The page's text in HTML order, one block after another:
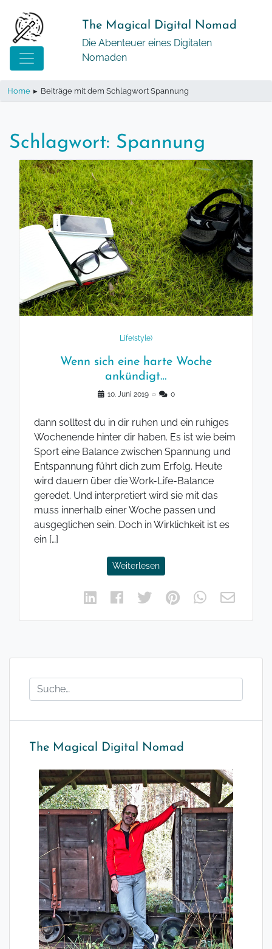
zum
Inhalt
The Magical Digital Nomad
Die Abenteuer eines Digitalen
Nomaden
Home ▸ Beiträge mit dem Schlagwort Spannung
Schlagwort: Spannung
Life(style)
Wenn sich eine harte Woche
ankündigt…
10. Juni 2019 ◌ 0
dann solltest du in dir ruhen und ein ruhiges
Wochenende hinter dir haben. Es ist wie beim
Sport eine Balance zwischen Spannung und
Entspannung führt dich zum Erfolg. Heute
wird dauern über die Work-Life-Balance
geredet. Und interpretiert wird sie mit das
muss innerhalb einer Woche passen und
ausgeglichen sein. Doch in Wirklichkeit ist es
ein […]
Weiterlesen
The Magical Digital Nomad